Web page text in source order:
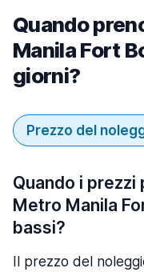
Quando
Manila Fort
giorni?
Prezzo del
Quando i prezzi
Metro Manila
bassi?
Il prezzo del